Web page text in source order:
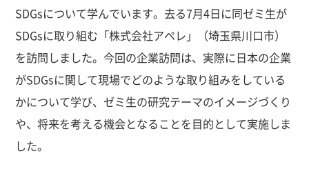
SDGsについて学んでいます。去る7月4日に同ゼミ生が
SDGsに取り組む「株式会社アペレ」（埼玉県川口市）
を訪問しました。今回の企業訪問は、実際に日本の企業
がSDGsに関して現場でどのような取り組みをしている
かについて学び、ゼミ生の研究テーマのイメージづくり
や、将来を考える機会となることを目的として実施しま
した。